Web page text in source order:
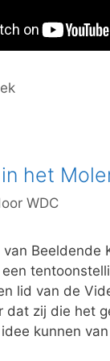
het
WDC
Beeldende
lid van de
dat zij die het
kunnen